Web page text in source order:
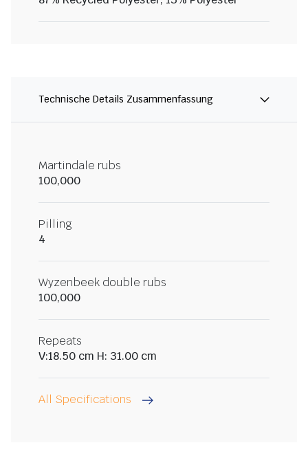
Technische Details Zusammenfassung
Martindale rubs
100,000
Pilling
4
Wyzenbeek double rubs
100,000
Repeats
V:18.50 cm H: 31.00 cm
All Specifications